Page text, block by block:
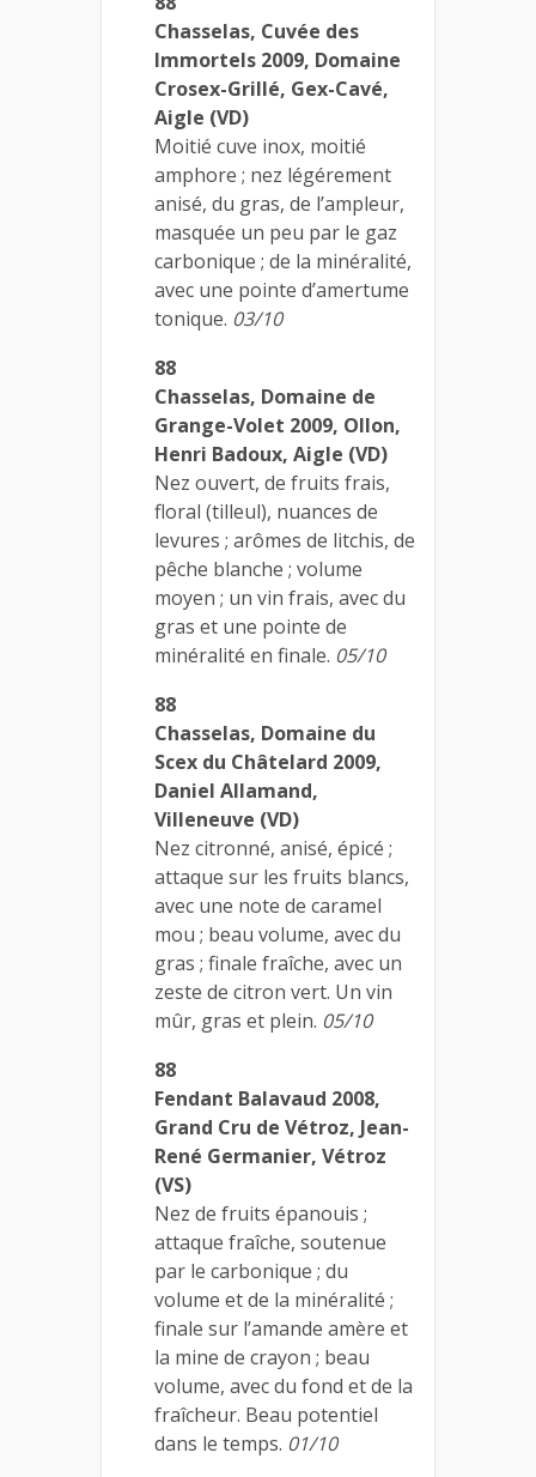
Chasselas, Cuvée des
Immortels 2009, Domaine
Crosex-Grillé, Gex-Cavé,
Aigle (VD)
Moitié cuve inox, moitié
amphore ; nez légérement
anisé, du gras, de l’ampleur,
masquée un peu par le gaz
carbonique ; de la minéralité,
avec une pointe d’amertume
tonique. 03/10
88
Chasselas, Domaine de
Grange-Volet 2009, Ollon,
Henri Badoux, Aigle (VD)
Nez ouvert, de fruits frais,
floral (tilleul), nuances de
levures ; arômes de litchis, de
pêche blanche ; volume
moyen ; un vin frais, avec du
gras et une pointe de
minéralité en finale. 05/10
88
Chasselas, Domaine du
Scex du Châtelard 2009,
Daniel Allamand,
Villeneuve (VD)
Nez citronné, anisé, épicé ;
attaque sur les fruits blancs,
avec une note de caramel
mou ; beau volume, avec du
gras ; finale fraîche, avec un
zeste de citron vert. Un vin
mûr, gras et plein. 05/10
88
Fendant Balavaud 2008,
Grand Cru de Vétroz, Jean-
René Germanier, Vétroz
(VS)
Nez de fruits épanouis ;
attaque fraîche, soutenue
par le carbonique ; du
volume et de la minéralité ;
finale sur l’amande amère et
la mine de crayon ; beau
volume, avec du fond et de la
fraîcheur. Beau potentiel
dans le temps. 01/10